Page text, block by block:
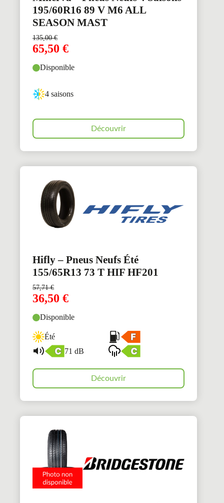
195/60R16 89 V M6 ALL
SEASON MAST
135,00€
65,50 €
Disponible
4 saisons
Découvrir
Hifly – Pneus Neufs Été
155/65R13 73 T HIF HF201
57,71€
36,50 €
Disponible
Été
71 dB
Découvrir